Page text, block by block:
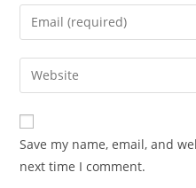
name
comment
Enter
your
email
address
comment
Enter
your
website
URL
(optional)
Save my name, email, and
next time I comment.